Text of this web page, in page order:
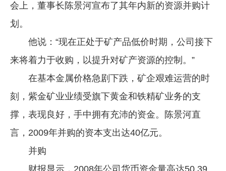
地矿 建设
党建工作
企业文化
《资源再生》杂志
数字报
会上，董事长陈景河宣布了其年内新的资源并购计
划。
他说：“现在正处于矿产品低价时期，公司接下
来将着力于收购，以提升对矿产资源的控制。”
在基本金属价格急剧下跌，矿企艰难运营的时
刻，紫金矿业业绩受旗下黄金和铁精矿业务的支
撑，表现良好，手中拥有充沛的资金。陈景河直
言，2009年并购的资本支出达40亿元。
并购
财报显示，2008年公司货币资金量高达50.39